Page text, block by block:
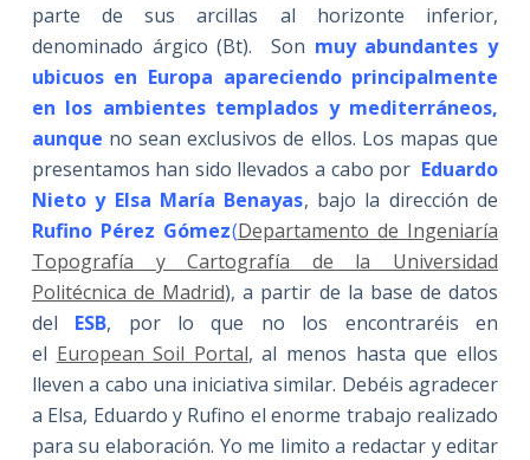
parte de sus arcillas al horizonte inferior,
denominado árgico (Bt). Son muy abundantes y
ubicuos en Europa apareciendo principalmente
en los ambientes templados y mediterráneos,
aunque no sean exclusivos de ellos. Los mapas que
presentamos han sido llevados a cabo por Eduardo
Nieto y Elsa María Benayas, bajo la dirección de
Rufino Pérez Gómez(Departamento de Ingeniaría
Topografía y Cartografía de la Universidad
Politécnica de Madrid), a partir de la base de datos
del ESB, por lo que no los encontraréis en
el European Soil Portal, al menos hasta que ellos
lleven a cabo una iniciativa similar. Debéis agradecer
a Elsa, Eduardo y Rufino el enorme trabajo realizado
para su elaboración. Yo me limito a redactar y editar